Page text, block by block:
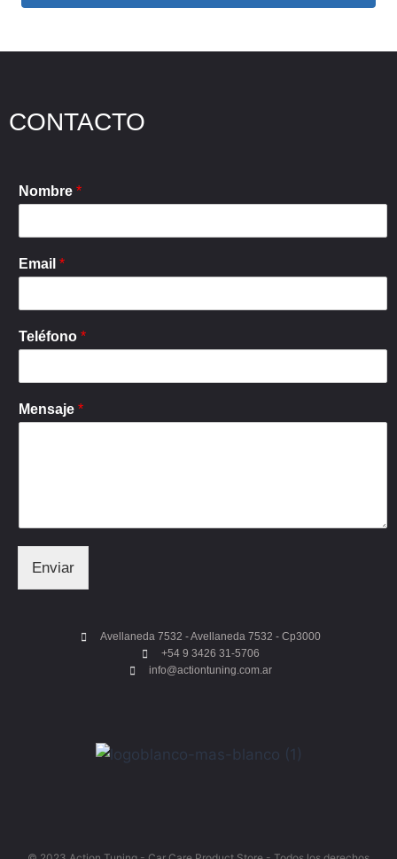
CONTACTO
Nombre *
Email *
Teléfono *
Mensaje *
Enviar
Avellaneda 7532 - Avellaneda 7532 - Cp3000
+54 9 3426 31-5706
info@actiontuning.com.ar